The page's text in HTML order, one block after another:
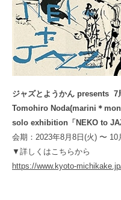
ジャズとようかん presents 7
Tomohiro Noda(marini＊
solo exhibition「NEKO to
会期：2023年8月8日(火) 〜 10
▼詳しくはこちらから
https://www.kyoto-